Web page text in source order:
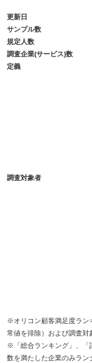
更新日
サンプル数
規定人数
調査企業(サービス)数
定義
調査対象者
※オリコン顧客満足度ラン
常値を排除）および調査対
※「総合ランキング」、「
数を満たした企業のみラ